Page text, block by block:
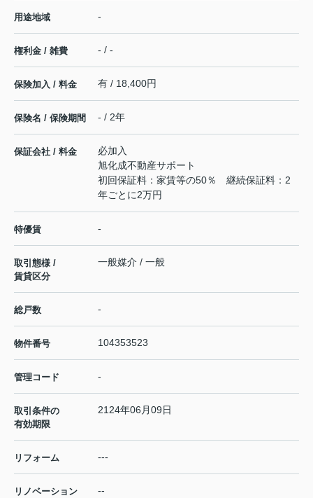
用途地域 -
権利金 / 雑費 - / -
保険加入 / 料金 有 / 18,400円
保険名 / 保険期間 - / 2年
保証会社 / 料金
必加入
旭化成不動産サポート
初回保証料：家賃等の50％ 継続保証料：2
年ごとに2万円
特優賃 -
取引態様 /
賃貸区分
一般媒介 / 一般
総戸数 -
物件番号 104353523
管理コード -
取引条件の
有効期限
2124年06月09日
リフォーム ---
リノベーション --